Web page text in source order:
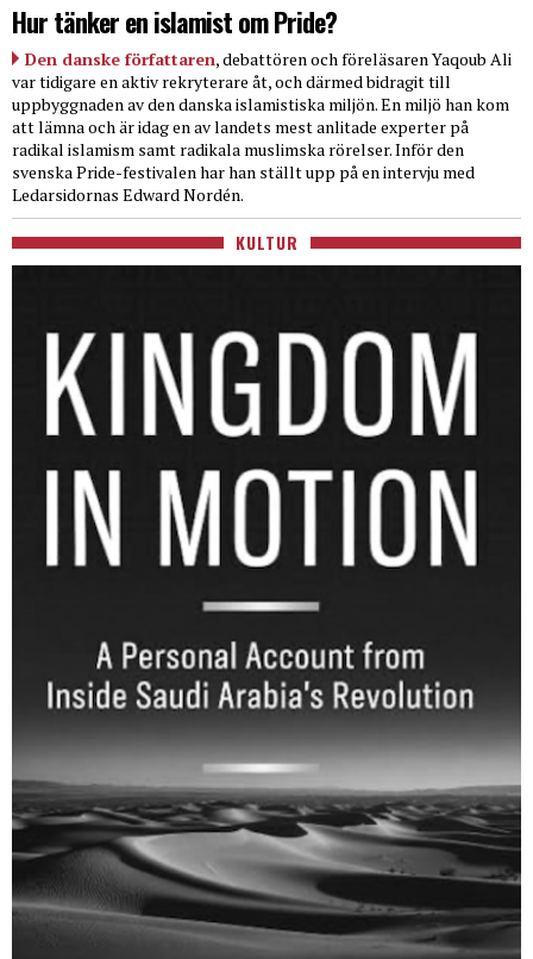
Hur tänker en islamist om Pride?
Den danske författaren, debattören och föreläsaren Yaqoub Ali
var tidigare en aktiv rekryterare åt, och därmed bidragit till
uppbyggnaden av den danska islamistiska miljön. En miljö han kom
att lämna och är idag en av landets mest anlitade experter på
radikal islamism samt radikala muslimska rörelser. Inför den
svenska Pride-festivalen har han ställt upp på en intervju med
Ledarsidornas Edward Nordén.
KULTUR